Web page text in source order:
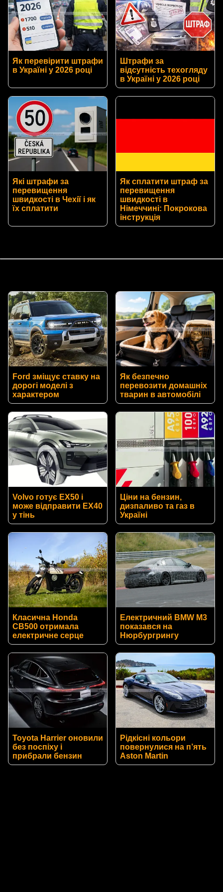
Як перевірити штрафи
в Україні у 2026 році
Штрафи за
відсутність техогляду
в Україні у 2026 році
Які штрафи за
перевищення
швидкості в Чехії і як
їх сплатити
Як сплатити штраф за
перевищення
швидкості в
Німеччині: Покрокова
інструкція
Ford зміщує ставку на
дорогі моделі з
характером
Як безпечно
перевозити домашніх
тварин в автомобілі
Volvo готує EX50 і
може відправити EX40
у тінь
Ціни на бензин,
дизпаливо та газ в
Україні
Класична Honda
CB500 отримала
електричне серце
Електричний BMW M3
показався на
Нюрбургрингу
Toyota Harrier оновили
без поспіху і
прибрали бензин
Рідкісні кольори
повернулися на п’ять
Aston Martin